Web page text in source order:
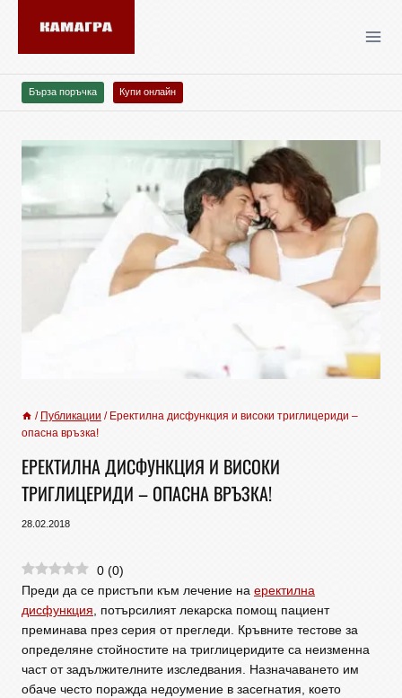
Бърза поръчка Купи онлайн
/ Публикации / Еректилна дисфункция и високи триглицериди –
опасна връзка!
ЕРЕКТИЛНА ДИСФУНКЦИЯ И ВИСОКИ
ТРИГЛИЦЕРИДИ – ОПАСНА ВРЪЗКА!
28.02.2018
0 (0)
Преди да се пристъпи към лечение на еректилна
дисфункция, потърсилият лекарска помощ пациент
преминава през серия от прегледи. Кръвните тестове за
определяне стойностите на триглицеридите са неизменна
част от задължителните изследвания. Назначаването им
обаче често поражда недоумение в засегнатия, което